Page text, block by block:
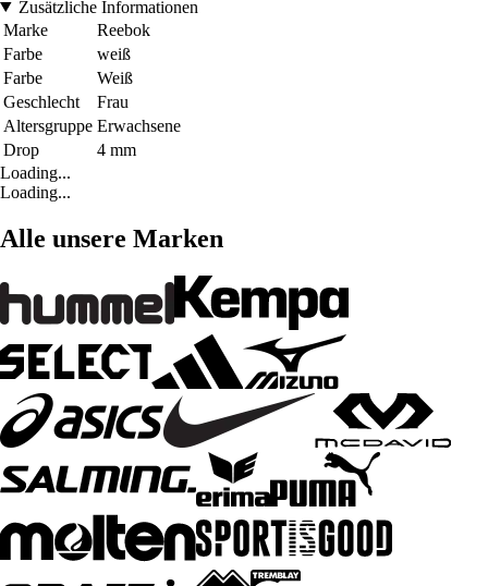
Zusätzliche Informationen
Marke
Reebok
Farbe
weiß
Farbe
Weiß
Geschlecht
Frau
Altersgruppe Erwachsene
Drop
4 mm
Loading...
Loading...
Alle unsere Marken